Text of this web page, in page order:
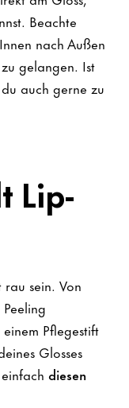
Beachte
nach Außen
gelangen. Ist
auch gerne zu
Lip-
sein. Von
Pflegestift
Glosses
diesen